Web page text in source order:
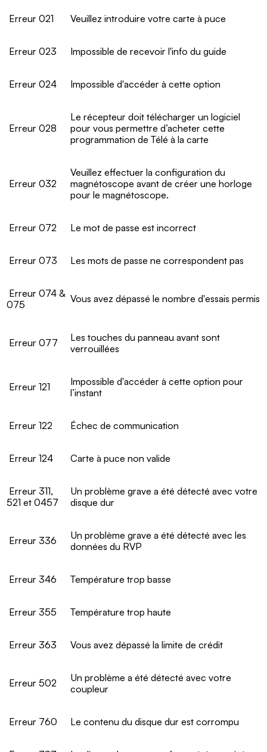
Erreur 021 Veuillez introduire votre carte à puce
Erreur 023 Impossible de recevoir l'info du guide
Erreur 024 Impossible d'accéder à cette option
Erreur 028
Le récepteur doit télécharger un logiciel
pour vous permettre d’acheter cette
programmation de Télé à la carte
Erreur 032
Veuillez effectuer la configuration du
magnétoscope avant de créer une horloge
pour le magnétoscope.
Erreur 072 Le mot de passe est incorrect
Erreur 073 Les mots de passe ne correspondent pas
Erreur 074 &
075
Vous avez dépassé le nombre d'essais permis
Erreur 077
Les touches du panneau avant sont
verrouillées
Erreur 121
Impossible d'accéder à cette option pour
l’instant
Erreur 122 Échec de communication
Erreur 124 Carte à puce non valide
Erreur 311,
521 et 0457
Un problème grave a été détecté avec votre
disque dur
Erreur 336
Un problème grave a été détecté avec les
données du RVP
Erreur 346 Température trop basse
Erreur 355 Température trop haute
Erreur 363 Vous avez dépassé la limite de crédit
Erreur 502
Un problème a été détecté avec votre
coupleur
Erreur 760 Le contenu du disque dur est corrompu